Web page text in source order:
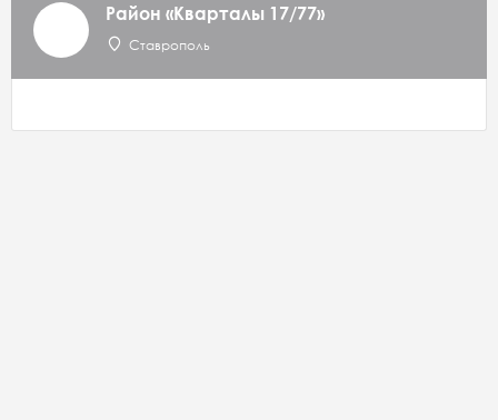
Район «Кварталы 17/77»
Ставрополь